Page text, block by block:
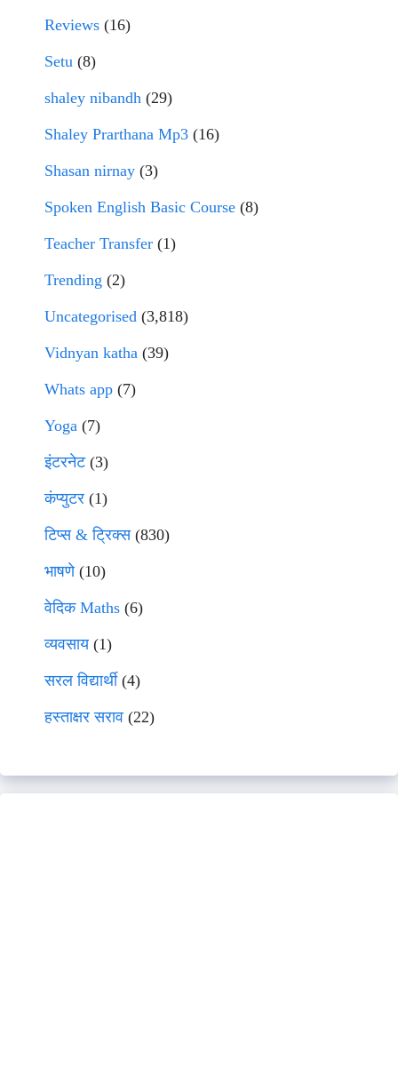
Reviews (16)
Setu (8)
shaley nibandh (29)
Shaley Prarthana Mp3 (16)
Shasan nirnay (3)
Spoken English Basic Course (8)
Teacher Transfer (1)
Trending (2)
Uncategorised (3,818)
Vidnyan katha (39)
Whats app (7)
Yoga (7)
इंटरनेट(3)
कंप्युटर (1)
टिप्स & ट्रिक्स(830)
भाषणे(10)
वेदिक Maths (6)
व्यवसाय(1)
सरल विद्यार्थी(4)
हस्ताक्षर सराव (22)